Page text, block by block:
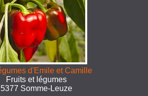
d'Emile et Camille
Fruits et légumes
5377 Somme-Leuze